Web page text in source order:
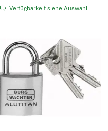
Verfügbarkeit siehe Auswahl